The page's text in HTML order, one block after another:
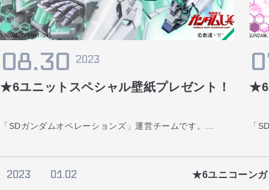
08.30 2023
★6ユニットスペシャル壁紙プレゼント！
「SDガンダムオペレーションズ」運営チームです。...
★6
「
2023 01.02 ★6ユニコーンガ